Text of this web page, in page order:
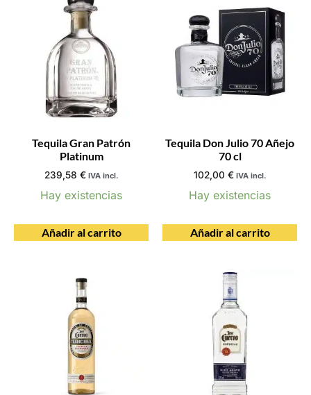
Tequila Gran Patrón
Platinum
239,58 € IVA incl.
Hay existencias
Añadir al carrito
Tequila Don Julio 70 Añejo
70 cl
102,00 € IVA incl.
Hay existencias
Añadir al carrito